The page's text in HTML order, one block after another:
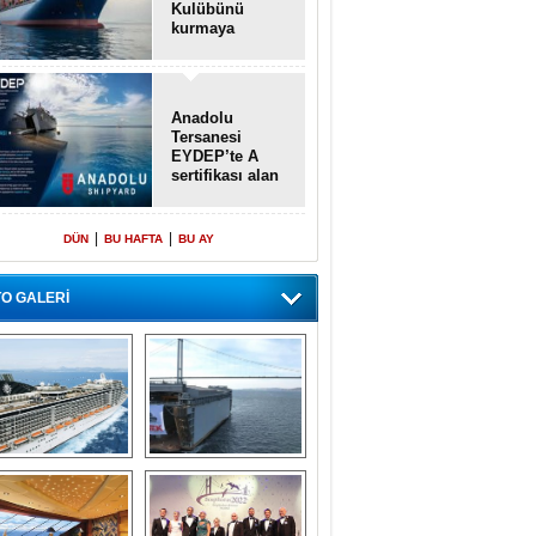
Kulübünü
kurmaya
Anadolu
Tersanesi
EYDEP’te A
sertifikası alan
DÜN BU HAFTA BU AY
GALERİ
içinde gemi”
ile MSC
Splendida
Dünyada tek!
Denizaltı yüzer
havuzu intikal
seyrine başladı